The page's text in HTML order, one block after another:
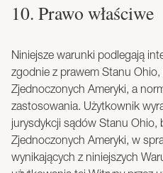
10. Prawo właściwe
Niniejsze warunki podlegają
zgodnie z prawem Stanu
Zjednoczonych Ameryki, a
zastosowania. Użytkownik
jurysdykcji sądów Stanu Ohio,
Zjednoczonych Ameryki, w
wynikających z niniejszych